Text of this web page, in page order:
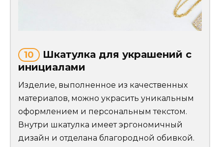
10
Шкатулка для украшений с
инициалами
Изделие, выполненное из качественных
материалов, можно украсить уникальным
оформлением и персональным текстом.
Внутри шкатулка имеет эргономичный
дизайн и отделана благородной обивкой.